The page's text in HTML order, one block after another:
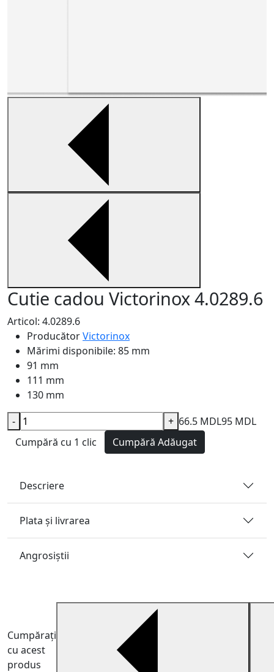
Cutie cadou Victorinox 4.0289.6
Articol: 4.0289.6
ProducătorVictorinox
Mărimi disponibile: 85 mm
91 mm
111 mm
130 mm
66.5 MDL95 MDL
-
+
Cumpără cu 1 clic
Cumpără Adăugat
Descriere
Plata și livrarea
Angrosiştii
Cumpărați
cu acest
produs